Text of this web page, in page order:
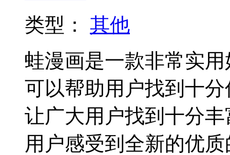
类型： 其他
蛙漫画是一款非常实
可以帮助用户找到十
让广大用户找到十分
用户感受到全新的优